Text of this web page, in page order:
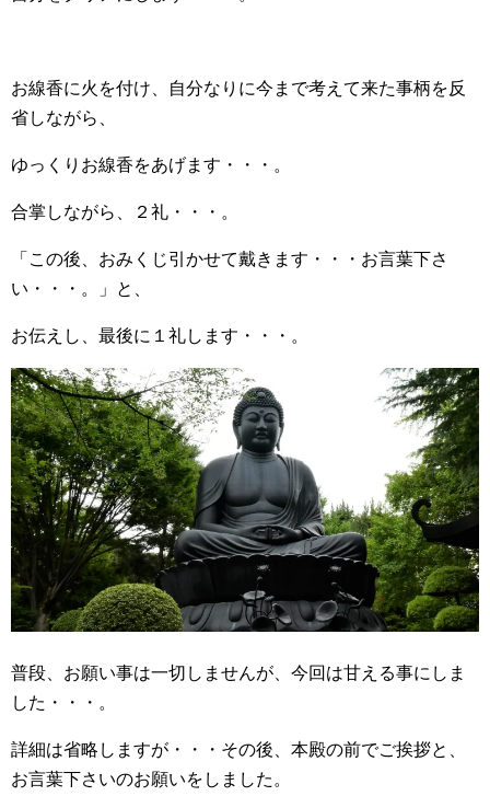
お線香に火を付け、自分なりに今まで考えて来た事柄を反
省しながら、
ゆっくりお線香をあげます・・・。
合掌しながら、２礼・・・。
「この後、おみくじ引かせて戴きます・・・お言葉下さ
い・・・。」と、
お伝えし、最後に１礼します・・・。
普段、お願い事は一切しませんが、今回は甘える事にしま
した・・・。
詳細は省略しますが・・・その後、本殿の前でご挨拶と、
お言葉下さいのお願いをしました。